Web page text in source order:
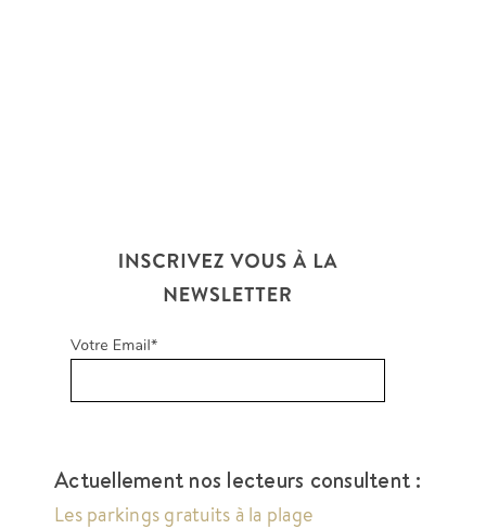
Actuellement nos lecteurs consultent :
Les parkings gratuits à la plage